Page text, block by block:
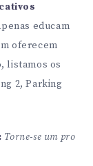
educam
oferecem
listamos os
2, Parking
Torne-se um pro